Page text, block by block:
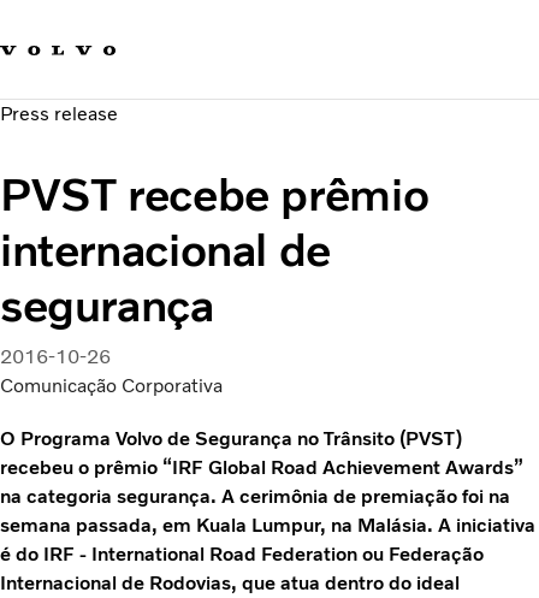
Carreira
Sustentabilidade e Segurança
Press release
PVST recebe prêmio
internacional de
segurança
2016-10-26
Comunicação Corporativa
O Programa Volvo de Segurança no Trânsito (PVST)
recebeu o prêmio “IRF Global Road Achievement Awards”
na categoria segurança. A cerimônia de premiação foi na
semana passada, em Kuala Lumpur, na Malásia. A iniciativa
é do IRF - International Road Federation ou Federação
Internacional de Rodovias, que atua dentro do ideal